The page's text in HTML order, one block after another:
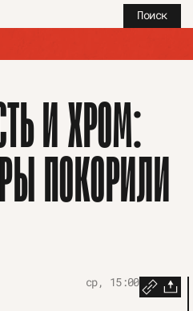
Поиск
И ХРОМ:
ПОКОРИЛИ
ср, 15:00